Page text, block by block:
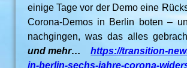
einige Tage vor der Demo eine
Corona-Demos in Berlin boten –
nachgingen, was das alles
und mehr…https://transition-
in-berlin-sechs-jahre-corona-